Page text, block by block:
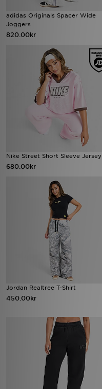
adidas Originals Spacer Wide
Joggers
820.00kr
Nike Street Short Sleeve Jersey
680.00kr
Jordan Realtree T-Shirt
450.00kr